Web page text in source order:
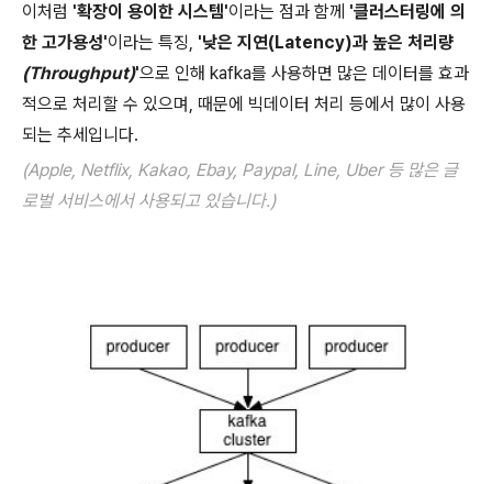
이처럼 '확장이 용이한 시스템'이라는 점과 함께 '클러스터링에 의
한 고가용성'이라는 특징, '낮은 지연(Latency)과 높은 처리량
(Throughput)'으로 인해 kafka를 사용하면 많은 데이터를 효과
적으로 처리할 수 있으며, 때문에 빅데이터 처리 등에서 많이 사용
되는 추세입니다.
(Apple, Netflix, Kakao, Ebay, Paypal, Line, Uber 등 많은 글
로벌 서비스에서 사용되고 있습니다.)